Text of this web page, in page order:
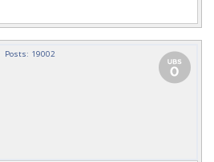
Posts: 19002